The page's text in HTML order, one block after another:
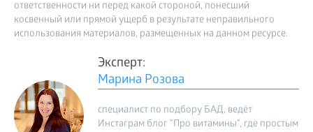
ответственности ни перед какой стороной, понесший
косвенный или прямой ущерб в результате неправильного
использования материалов, размещенных на данном ресурсе.
Эксперт:
Марина Розова
специалист по подбору БАД, ведёт
Инстаграм блог "Про витамины", где простым